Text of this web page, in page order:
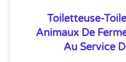
Toiletteuse-
Animaux De
Au Service